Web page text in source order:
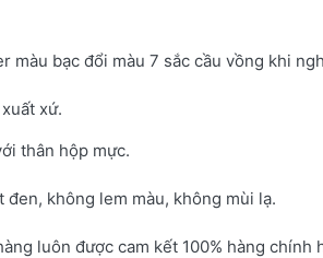
màu bạc đổi màu 7 sắc cầu vồng khi
xứ.
thân hộp mực.
không lem màu, không mùi lạ.
luôn được cam kết 100% hàng